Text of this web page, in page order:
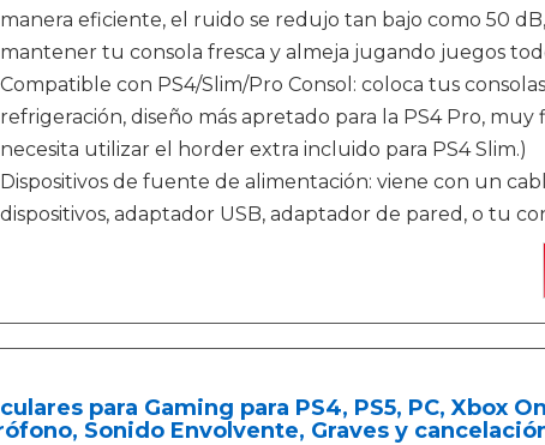
manera eficiente, el ruido se redujo tan bajo como 50
mantener tu consola fresca y almeja jugando juegos
Compatible con PS4/Slim/Pro Consol: coloca tus
refrigeración, diseño más apretado para la PS4 Pro,
necesita utilizar el horder extra incluido para PS4 Slim.)
Dispositivos de fuente de alimentación: viene con un
dispositivos, adaptador USB, adaptador de pared, o tu
para Gaming para PS4, PS5, PC, Xbox
Sonido Envolvente, Graves y